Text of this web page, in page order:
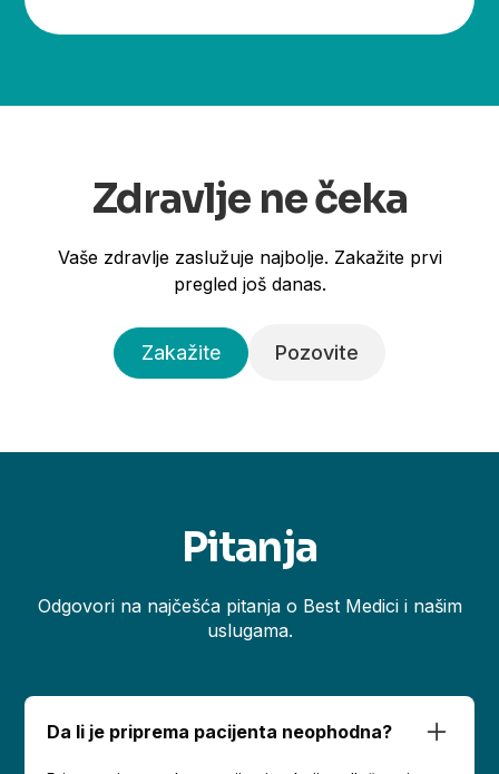
Zdravlje ne čeka
Vaše zdravlje zaslužuje najbolje. Zakažite prvi
pregled još danas.
Zakažite Pozovite
Pitanja
Odgovori na najčešća pitanja o Best Medici i našim
uslugama.
Da li je priprema pacijenta neophodna?